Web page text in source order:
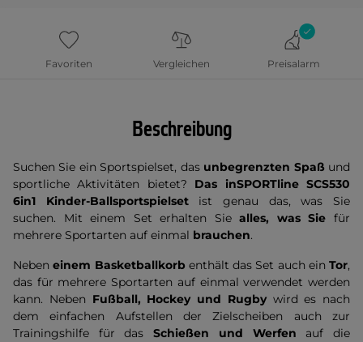
Favoriten Vergleichen Preisalarm
Beschreibung
Suchen Sie ein Sportspielset, das unbegrenzten Spaß und
sportliche Aktivitäten bietet? Das inSPORTline SCS530
6in1 Kinder-Ballsportspielsetist genau das, was Sie
suchen. Mit einem Set erhalten Siealles, was Sie für
mehrere Sportarten auf einmal brauchen.
Nebeneinem Basketballkorb enthält das Set auch ein Tor,
das für mehrere Sportarten auf einmal verwendet werden
kann. Neben Fußball, Hockey und Rugbywird es nach
dem einfachen Aufstellen der Zielscheiben auch zur
Trainingshilfe für dasSchießen und Werfen auf die